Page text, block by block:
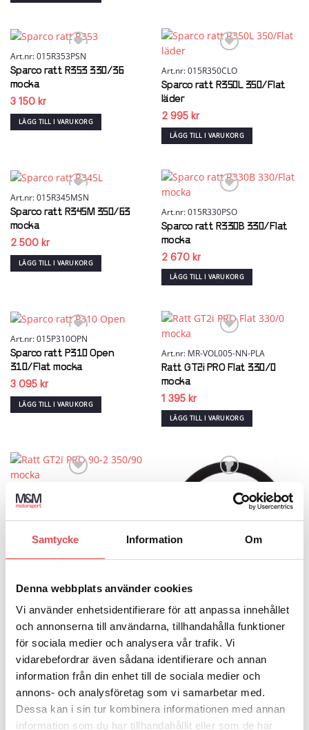
Samtycke Information Om
Denna webbplats använder cookies
Vi använder enhetsidentifierare för att anpassa innehållet
och annonserna till användarna, tillhandahålla funktioner
för sociala medier och analysera vår trafik. Vi
vidarebefordrar även sådana identifierare och annan
information från din enhet till de sociala medier och
annons- och analysföretag som vi samarbetar med.
Dessa kan i sin tur kombinera informationen med annan
information som du har tillhandahållit eller som de har
Add to wishlist
Art.nr: 015R353PSN
Sparco ratt R353 330/36
mocka
3 150 kr
LÄGG TILL I VARUKORG
Art.nr: 015R350CLO
Sparco ratt R350L 350/Flat
läder
2 995 kr
LÄGG TILL I VARUKORG
Add to wishlist
Art.nr: 015R345MSN
Sparco ratt R345M 350/63
mocka
2 500 kr
LÄGG TILL I VARUKORG
Art.nr: 015R330PSO
Sparco ratt R330B 330/Flat
mocka
2 670 kr
LÄGG TILL I VARUKORG
Add to wishlist
Art.nr: 015P310OPN
Sparco ratt P310 Open
310/Flat mocka
3 095 kr
LÄGG TILL I VARUKORG
Add to wishlist
Art.nr: MR-VOL005-NN-PLA
Ratt GT2i PRO Flat 330/0
mocka
1 395 kr
LÄGG TILL I VARUKORG
Art.nr: MR-VOL003-NN-2
Ratt GT2i PRO 90-2 350/90
mocka
1 495kr
LÄGG TILL I VARUKORG
Add to wishlist
Ratt GT2i PRO 90 350/90
mocka
1 495kr